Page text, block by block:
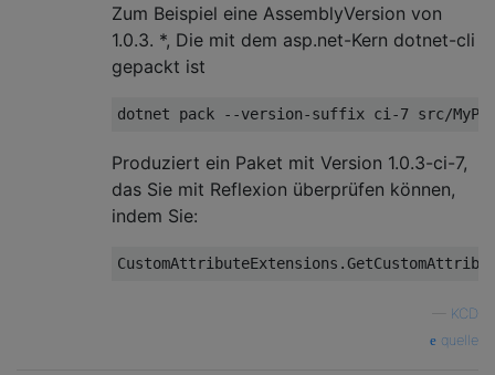
Zum Beispiel eine AssemblyVersion von
1.0.3. *, Die mit dem asp.net-Kern dotnet-cli
gepackt ist
dotnet pack --version-suffix ci -7 src/
Produziert ein Paket mit Version 1.0.3-ci-7,
das Sie mit Reflexion überprüfen können,
indem Sie:
CustomAttributeExtensions .
KCD
quelle